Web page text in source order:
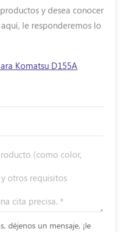
y desea conocer
le responderemos lo
Komatsu D155A
déjenos un mensaje, ¡le